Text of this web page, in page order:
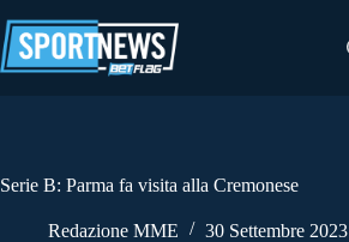
al
contenuto
Serie B: Parma fa visita alla Cremonese
Redazione MME 30 Settembre 2023